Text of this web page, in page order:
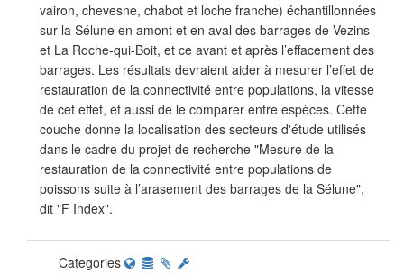
vairon, chevesne, chabot et loche franche) échantillonnées
sur la Sélune en amont et en aval des barrages de Vezins
et La Roche-qui-Boit, et ce avant et après l’effacement des
barrages. Les résultats devraient aider à mesurer l’effet de
restauration de la connectivité entre populations, la vitesse
de cet effet, et aussi de le comparer entre espèces. Cette
couche donne la localisation des secteurs d'étude utilisés
dans le cadre du projet de recherche "Mesure de la
restauration de la connectivité entre populations de
poissons suite à l’arasement des barrages de la Sélune",
dit "F Index".
Categories